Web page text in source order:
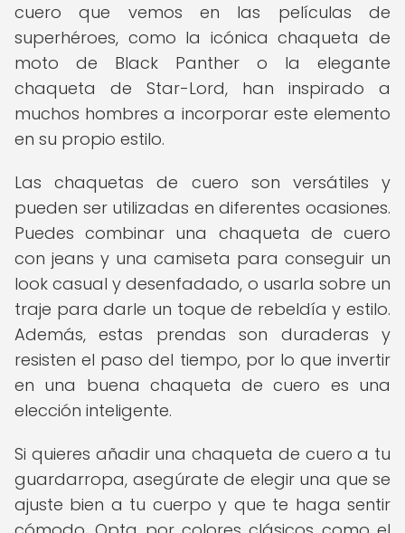
cuero que vemos en las películas de
superhéroes, como la icónica chaqueta de
moto de Black Panther o la elegante
chaqueta de Star-Lord, han inspirado a
muchos hombres a incorporar este elemento
en su propio estilo.
Las chaquetas de cuero son versátiles y
pueden ser utilizadas en diferentes ocasiones.
Puedes combinar una chaqueta de cuero
con jeans y una camiseta para conseguir un
look casual y desenfadado, o usarla sobre un
traje para darle un toque de rebeldía y estilo.
Además, estas prendas son duraderas y
resisten el paso del tiempo, por lo que invertir
en una buena chaqueta de cuero es una
elección inteligente.
Si quieres añadir una chaqueta de cuero a tu
guardarropa, asegúrate de elegir una que se
ajuste bien a tu cuerpo y que te haga sentir